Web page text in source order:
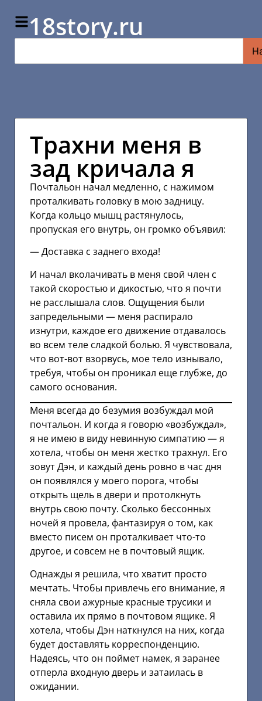
18story.ru
Трахни меня в
зад кричала я
Почтальон начал медленно, с нажимом
проталкивать головку в мою задницу.
Когда кольцо мышц растянулось,
пропуская его внутрь, он громко объявил:
— Доставка с заднего входа!
И начал вколачивать в меня свой член с
такой скоростью и дикостью, что я почти
не расслышала слов. Ощущения были
запредельными — меня распирало
изнутри, каждое его движение отдавалось
во всем теле сладкой болью. Я чувствовала,
что вот-вот взорвусь, мое тело изнывало,
требуя, чтобы он проникал еще глубже, до
самого основания.
Меня всегда до безумия возбуждал мой
почтальон. И когда я говорю «возбуждал»,
я не имею в виду невинную симпатию — я
хотела, чтобы он меня жестко трахнул. Его
зовут Дэн, и каждый день ровно в час дня
он появлялся у моего порога, чтобы
открыть щель в двери и протолкнуть
внутрь свою почту. Сколько бессонных
ночей я провела, фантазируя о том, как
вместо писем он проталкивает что-то
другое, и совсем не в почтовый ящик.
Однажды я решила, что хватит просто
мечтать. Чтобы привлечь его внимание, я
сняла свои ажурные красные трусики и
оставила их прямо в почтовом ящике. Я
хотела, чтобы Дэн наткнулся на них, когда
будет доставлять корреспонденцию.
Надеясь, что он поймет намек, я заранее
отперла входную дверь и затаилась в
ожидании.